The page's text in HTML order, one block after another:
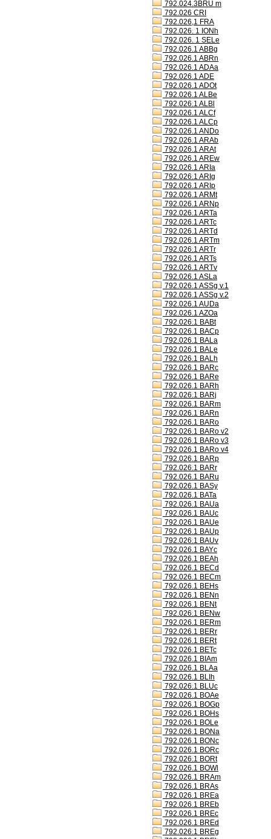
792.024.3BRU m
792.026 CRI
792.026,1 FRA
792.026. 1 IONh
792.026. 1 SELe
792.026.1 ABBg
792.026.1 ABRn
792.026.1 ADAa
792.026.1 ADE
792.026.1 ADOt
792.026.1 ALBe
792.026.1 ALBl
792.026.1 ALCf
792.026.1 ALCp
792.026.1 ANDo
792.026.1 ARAb
792.026.1 ARAt
792.026.1 AREw
792.026.1 ARIa
792.026.1 ARIg
792.026.1 ARIp
792.026.1 ARMt
792.026.1 ARNp
792.026.1 ARTa
792.026.1 ARTc
792.026.1 ARTd
792.026.1 ARTm
792.026.1 ARTr
792.026.1 ARTs
792.026.1 ARTv
792.026.1 ASLa
792.026.1 ASSg v.1
792.026.1 ASSg v.2
792.026.1 AUDa
792.026.1 AZOa
792.026.1 BABt
792.026.1 BACp
792.026.1 BALa
792.026.1 BALe
792.026.1 BALh
792.026.1 BARc
792.026.1 BARe
792.026.1 BARh
792.026.1 BARj
792.026.1 BARm
792.026.1 BARn
792.026.1 BARo
792.026.1 BARo v2
792.026.1 BARo v3
792.026.1 BARo v4
792.026.1 BARp
792.026.1 BARr
792.026.1 BARu
792.026.1 BASy
792.026.1 BATa
792.026.1 BAUa
792.026.1 BAUc
792.026.1 BAUe
792.026.1 BAUp
792.026.1 BAUv
792.026.1 BAYc
792.026.1 BEAh
792.026.1 BECd
792.026.1 BECm
792.026.1 BEHs
792.026.1 BENn
792.026.1 BENt
792.026.1 BENw
792.026.1 BERm
792.026.1 BERr
792.026.1 BERt
792.026.1 BETc
792.026.1 BIAm
792.026.1 BLAa
792.026.1 BLIh
792.026.1 BLUc
792.026.1 BOAe
792.026.1 BOGp
792.026.1 BOHs
792.026.1 BOLe
792.026.1 BONa
792.026.1 BONc
792.026.1 BORc
792.026.1 BORt
792.026.1 BOWl
792.026.1 BRAm
792.026.1 BRAs
792.026.1 BREa
792.026.1 BREb
792.026.1 BREc
792.026.1 BREd
792.026.1 BREg